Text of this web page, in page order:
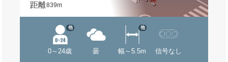
距離839m
0～24歳
他
曇 幅～5.5m
他
信号なし